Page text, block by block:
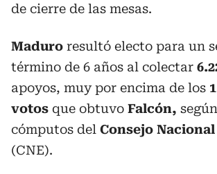
de cierre de las mesas.
Maduro resultó electo para un
término de 6 años al colectar
apoyos, muy por encima de los
votos que obtuvo Falcón,
cómputos del Consejo
(CNE).